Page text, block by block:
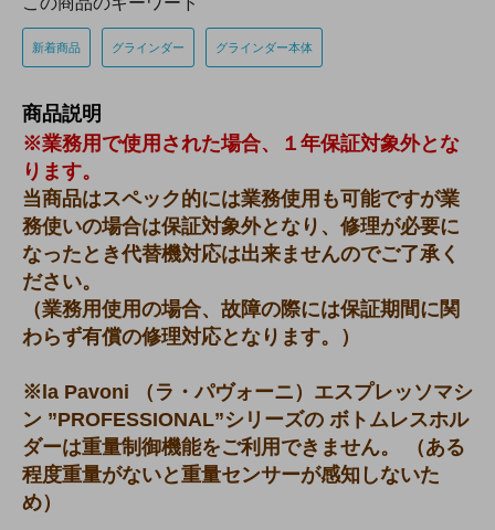
新着商品 グラインダー グラインダー本体
商品説明
※業務用で使用された場合、１年保証対象外とな
ります。
当商品はスペック的には業務使用も可能ですが業
務使いの場合は保証対象外となり、修理が必要に
なったとき代替機対応は出来ませんのでご了承く
ださい。
（業務用使用の場合、故障の際には保証期間に関
わらず有償の修理対応となります。）
※la Pavoni （ラ・パヴォーニ）エスプレッソマシ
ン ”PROFESSIONAL”シリーズの ボトムレスホル
ダーは重量制御機能をご利用できません。 （ある
程度重量がないと重量センサーが感知しないた
め）